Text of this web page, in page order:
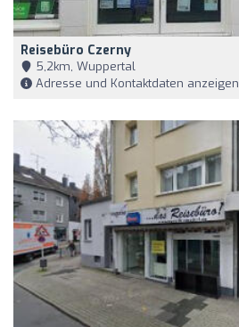
Reisebüro Czerny
5,2km, Wuppertal
Adresse und Kontaktdaten anzeigen